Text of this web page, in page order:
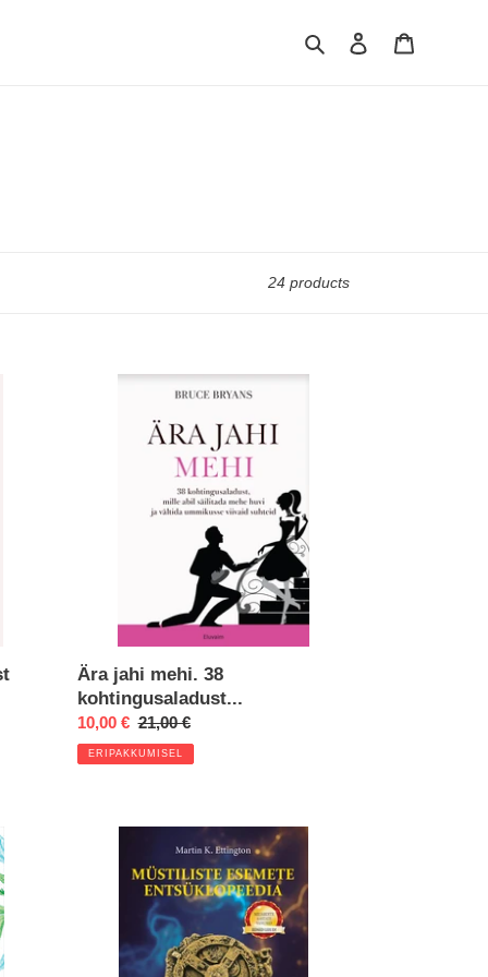
Search Log in
24 products
kohtingusaladust...
Ära jahi mehi. 38
kohtingusaladust...
Eripakkumine
10,00 € Regular
price
21,00 €
ERIPAKKUMISEL
entsüklopeedia
värvipiltidega
raamat).